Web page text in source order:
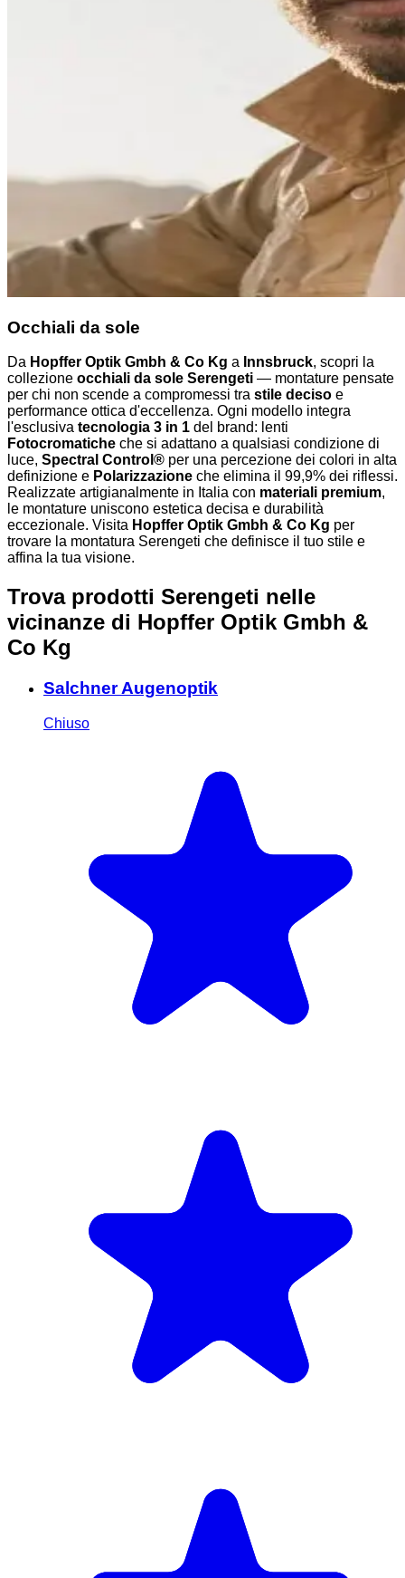
Occhiali da sole
Da Hopffer Optik Gmbh & Co Kg a Innsbruck, scopri la
collezione occhiali da sole Serengeti — montature pensate
per chi non scende a compromessi tra stile deciso e
performance ottica d'eccellenza. Ogni modello integra
l'esclusiva tecnologia 3 in 1 del brand: lenti
Fotocromatiche che si adattano a qualsiasi condizione di
luce, Spectral Control® per una percezione dei colori in alta
definizione e Polarizzazione che elimina il 99,9% dei riflessi.
Realizzate artigianalmente in Italia con materiali premium,
le montature uniscono estetica decisa e durabilità
eccezionale. Visita Hopffer Optik Gmbh & Co Kg per
trovare la montatura Serengeti che definisce il tuo stile e
affina la tua visione.
Trova prodotti Serengeti nelle
vicinanze di Hopffer Optik Gmbh &
Co Kg
Salchner Augenoptik
Chiuso